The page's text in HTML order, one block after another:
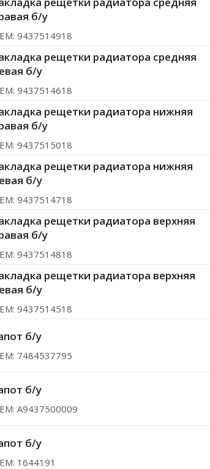
б/у
9437514918
рещетки радиатора средняя
б/у
9437514618
рещетки радиатора нижняя
б/у
9437515018
рещетки радиатора нижняя
б/у
9437514718
рещетки радиатора верхняя
б/у
9437514818
рещетки радиатора верхняя
б/у
9437514518
б/у
7484537795
б/у
A9437500009
б/у
1644191